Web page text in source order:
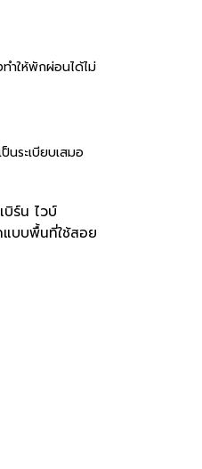
ำให้พักผ่อนได้ไม่
ระเบียบเสมอ
ร์น ไวบ์
บบพื้นที่ใช้สอย